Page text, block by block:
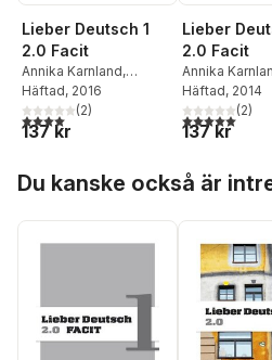
Lieber Deutsch 1
2.0 Facit
Annika Karnland,
Anders Odeldahl
Christine Hofbauer
Joakim Vasiliadis
Häftad, 2016
4,0utav 5 stjärnor. Totalt antal röster:
(2)
137 kr
Lieber
2.0 Facit
Annika
Anders
Gottschalk
Häftad, 2014
5,0utav 5(2)
137 kr
Du kanske också är